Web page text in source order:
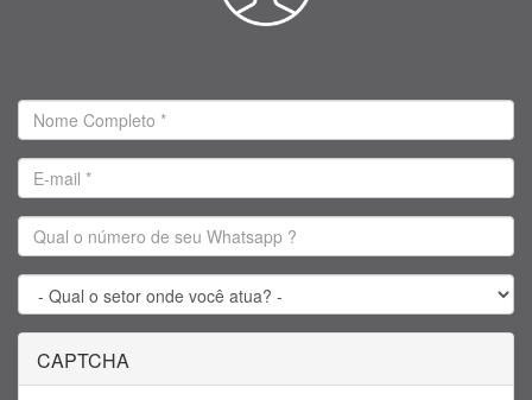
Completo
*
mail
*
número
de
seu
Whatsapp
setor
CAPTCHA